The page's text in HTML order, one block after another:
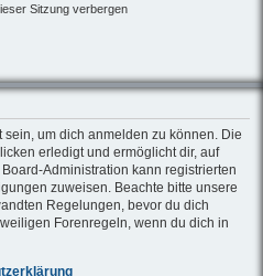
Sitzung verbergen
um dich anmelden zu können. Die
erledigt und ermöglicht dir, auf
Administration kann registrierten
zuweisen. Beachte bitte unsere
Regelungen, bevor du dich
Forenregeln, wenn du dich in